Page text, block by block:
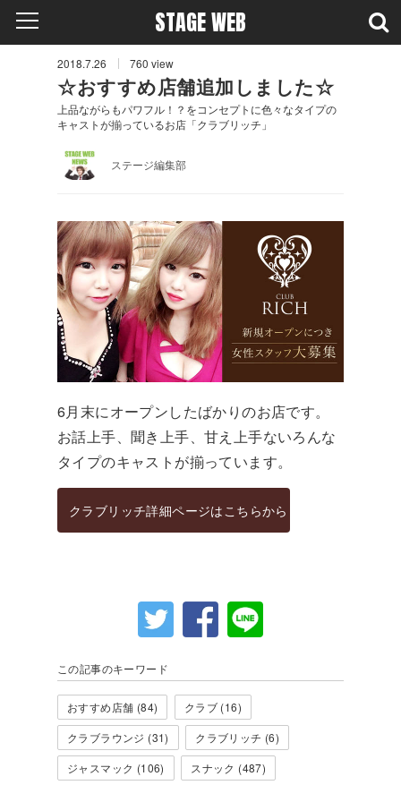
STAGE WEB
2018.7.26 760 view
☆おすすめ店舗追加しました☆
上品ながらもパワフル！？をコンセプトに色々なタイプの
キャストが揃っているお店「クラブリッチ」
ステージ編集部
6月末にオープンしたばかりのお店です。
お話上手、聞き上手、甘え上手ないろんな
タイプのキャストが揃っています。
クラブリッチ詳細ページはこちらから
この記事のキーワード
おすすめ店舗 (84)
クラブ (16)
クラブラウンジ (31)
クラブリッチ (6)
ジャスマック (106)
スナック (487)